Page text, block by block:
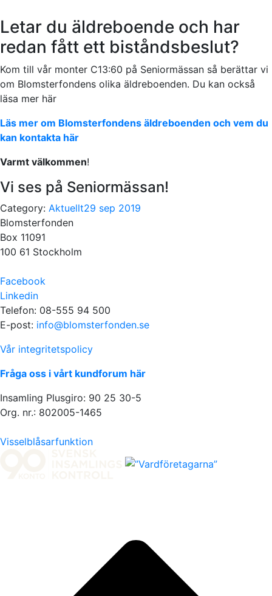
Letar du äldreboende och har
redan fått ett biståndsbeslut?
Kom till vår monter C13:60 på Seniormässan så berättar vi
om Blomsterfondens olika äldreboenden. Du kan också
läsa mer här
Läs mer om Blomsterfondens äldreboenden och vem du
kan kontakta här
Varmt välkommen!
Vi ses på Seniormässan!
Category: Aktuellt29 sep 2019
Blomsterfonden
Box 11091
100 61 Stockholm
Facebook
Linkedin
Telefon: 08-555 94 500
E-post: info@blomsterfonden.se
Vår integritetspolicy
Fråga oss i vårt kundforum här
Insamling Plusgiro: 90 25 30-5
Org. nr.: 802005-1465
Visselblåsarfunktion